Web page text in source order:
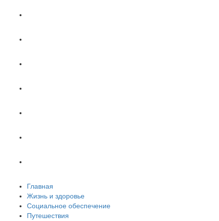
Главная
Жизнь и здоровье
Социальное обеспечение
Путешествия